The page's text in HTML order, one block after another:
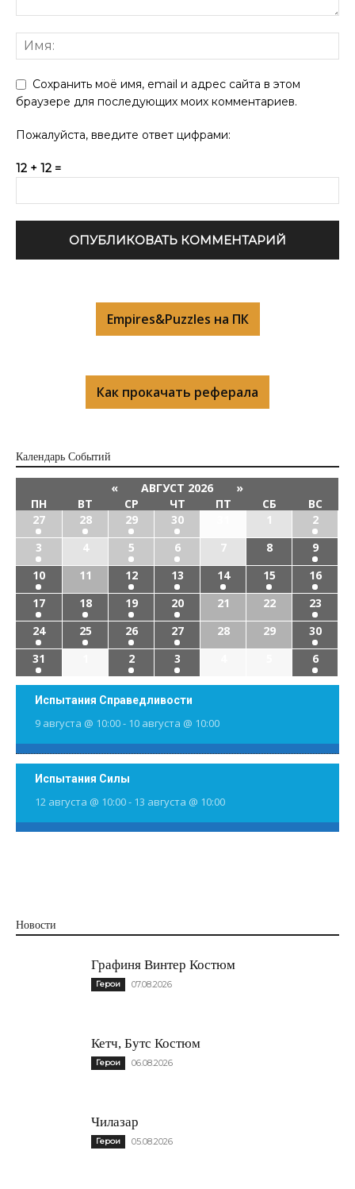
Сохранить моё имя, email и адрес сайта в этом
браузере для последующих моих комментариев.
Пожалуйста, введите ответ цифрами:
12 + 12 =
Empires&Puzzles на ПК
Как прокачать реферала
Календарь Cобытий
« АВГУСТ 2026
»
ПН
ВТ СР ЧТ ПТ СБ
ВС
27
28 29 30 1
2
3
4 5 6 7 8
9
10
11 12 13 14 15
16
17
18 19 20 21 22
23
24
25 26 27 28 29
30
31
2 3 6
Испытания Справедливости
9 августа @ 10:00- 10 августа @ 10:00
Испытания Силы
12 августа @ 10:00- 13 августа @ 10:00
Новости
Графиня Винтер Костюм
Герои 07.08.2026
Кетч, Бутс Костюм
Герои 06.08.2026
Чилазар
Герои 05.08.2026